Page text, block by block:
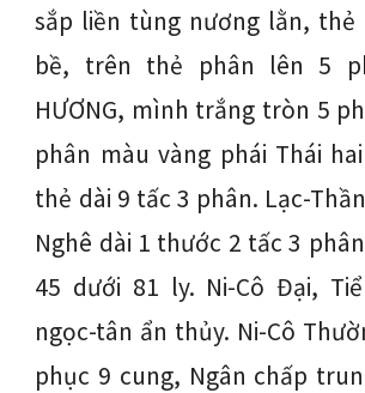
sắp liền tùng nương lằn, thẻ
bề, trên thẻ phân lên 5
HƯƠNG, mình trắng tròn 5
phân màu vàng phái Thái
thẻ dài 9 tấc 3 phân. Lạc-
Nghê dài 1 thước 2 tấc 3
45 dưới 81 ly. Ni-Cô Đại,
ngọc-tân ẩn thủy. Ni-Cô
phục 9 cung, Ngân chấp